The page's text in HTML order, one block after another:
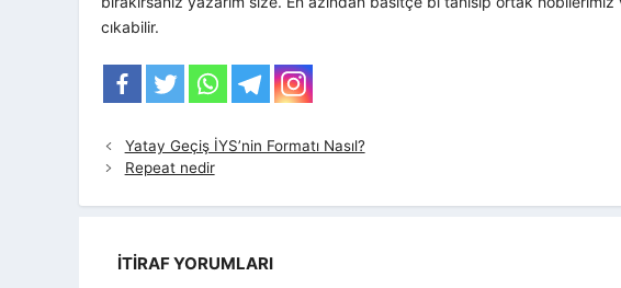
cıkabilir.
Yatay Geçiş İYS’nin Formatı Nasıl?
Repeat nedir
İTIRAF YORUMLARI